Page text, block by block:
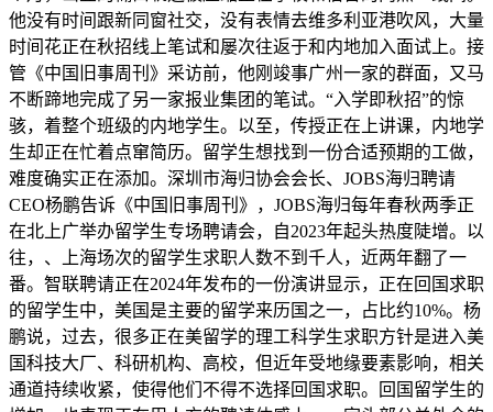
他没有时间跟新同窗社交，没有表情去维多利亚港吹风，大量
时间花正在秋招线上笔试和屡次往返于和内地加入面试上。接
管《中国旧事周刊》采访前，他刚竣事广州一家的群面，又马
不断蹄地完成了另一家报业集团的笔试。“入学即秋招”的惊
骇，着整个班级的内地学生。以至，传授正在上讲课，内地学
生却正在忙着点窜简历。留学生想找到一份合适预期的工做，
难度确实正在添加。深圳市海归协会会长、JOBS海归聘请
CEO杨鹏告诉《中国旧事周刊》，JOBS海归每年春秋两季正
在北上广举办留学生专场聘请会，自2023年起头热度陡增。以
往，、上海场次的留学生求职人数不到千人，近两年翻了一
番。智联聘请正在2024年发布的一份演讲显示，正在回国求职
的留学生中，美国是主要的留学来历国之一，占比约10%。杨
鹏说，过去，很多正在美留学的理工科学生求职方针是进入美
国科技大厂、科研机构、高校，但近年受地缘要素影响，相关
通道持续收紧，使得他们不得不选择回国求职。回国留学生的